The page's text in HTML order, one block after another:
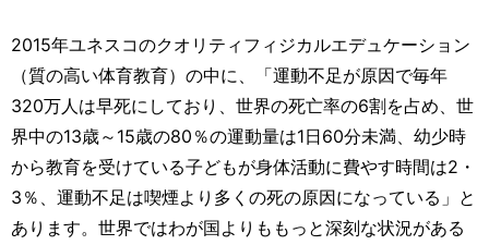
2015年ユネスコのクオリティフィジカルエデュケーション
（質の高い体育教育）の中に、「運動不足が原因で毎年
320万人は早死にしており、世界の死亡率の6割を占め、世
界中の13歳～15歳の80％の運動量は1日60分未満、幼少時
から教育を受けている子どもが身体活動に費やす時間は2・
3％、運動不足は喫煙より多くの死の原因になっている」と
あります。世界ではわが国よりももっと深刻な状況がある